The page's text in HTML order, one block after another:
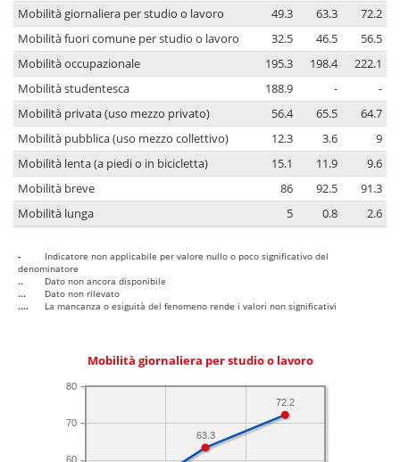
Mobilità giornaliera per studio o lavoro 49.3 63.3
72.2
Mobilità fuori comune per studio o lavoro
32.5 46.5
56.5
Mobilità occupazionale
195.3 198.4
222.1
Mobilità studentesca
188.9 -
-
Mobilità privata (uso mezzo privato)
56.4 65.5
64.7
Mobilità pubblica (uso mezzo collettivo)
12.3 3.6
9
Mobilità lenta (a piedi o in bicicletta)
15.1 11.9
9.6
Mobilità breve
86 92.5
91.3
Mobilità lunga
5 0.8 2.6
-
Indicatore non applicabile per valore nullo o poco significativo del
denominatore
..
Dato non ancora disponibile
...
Dato non rilevato
....
La mancanza o esiguità del fenomeno rende i valori non significativi
Mobilità giornaliera per studio o lavoro
60
70
80
72.2
63.3